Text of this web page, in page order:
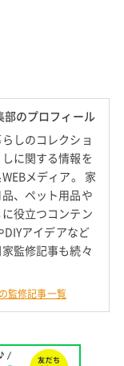
部のプロフィール
しのコレクショ
に関する情報を
メディア。 家
、ペット用品や
役立つコンテン
アイデアなど
監修記事も続々
監修記事一覧